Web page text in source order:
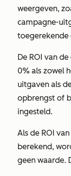
weergeven,
campagne-
toegerekende
De ROI van
0% als zowel
uitgaven als
opbrengst of
ingesteld.
Als de ROI
berekend,
geen waarde.